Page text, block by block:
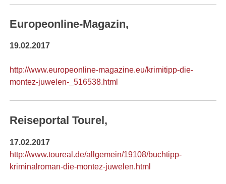
Europeonline-Magazin,
19.02.2017
http://www.europeonline-magazine.eu/krimitipp-die-
montez-juwelen-_516538.html
Reiseportal Tourel,
17.02.2017
http://www.toureal.de/allgemein/19108/buchtipp-
kriminalroman-die-montez-juwelen.html